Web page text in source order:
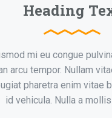
Heading
mi eu congue
arcu tempor. Nullam
pharetra enim vitae
id vehicula. Nulla a